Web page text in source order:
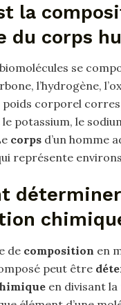
la
du corps
se
l’hydrogène,
poids corporel
potassium, le
corps d’un homme
représente
de composition en
peut être
en divisant